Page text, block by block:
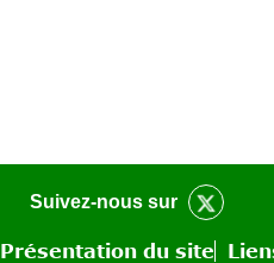
Suivez-nous sur
Présentation du site